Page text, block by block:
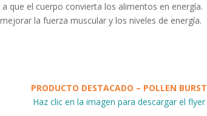
a que el cuerpo convierta los alimentos en energía.
la fuerza muscular y los niveles de energía.
PRODUCTO DESTACADO – POLLEN BURST
Haz clic en la imagen para descargar el flyer